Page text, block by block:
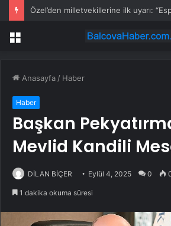
Menü
Anasayfa / Haber
Haber
Başkan
Mevlid Kandili
DİLAN BİÇER Eylül 4, 2025 0
1 dakika okuma süresi